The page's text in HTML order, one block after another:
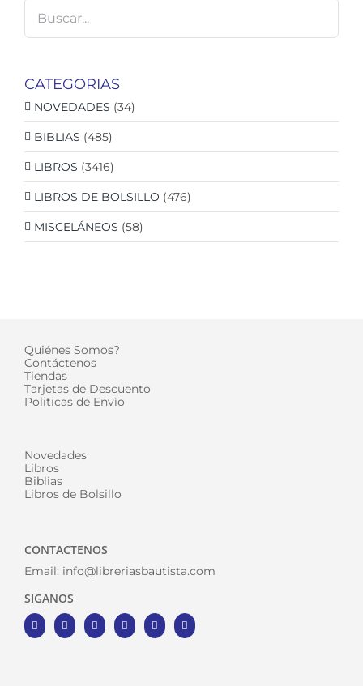
CATEGORIAS
NOVEDADES (34)
BIBLIAS (485)
LIBROS (3416)
LIBROS DE BOLSILLO (476)
MISCELÁNEOS (58)
Quiénes Somos?
Contáctenos
Tiendas
Tarjetas de Descuento
Politicas de Envío
Novedades
Libros
Biblias
Libros de Bolsillo
CONTACTENOS
Email: info@libreriasbautista.com
SIGANOS